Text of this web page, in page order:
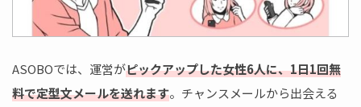
ASOBOでは、運営がピックアップした女性6人に、1日1回無
料で定型文メールを送れます。チャンスメールから出会える